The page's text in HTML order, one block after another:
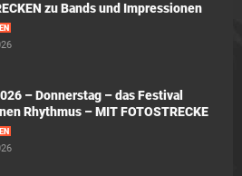
zu Bands und Impressionen
– Donnerstag – das Festival
Rhythmus – MIT FOTOSTRECKE